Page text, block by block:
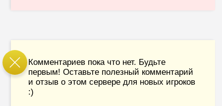
Комментариев пока что нет. Будьте
первым! Оставьте полезный комментарий
и отзыв о этом сервере для новых игроков
:)